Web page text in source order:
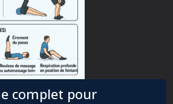
complet pour